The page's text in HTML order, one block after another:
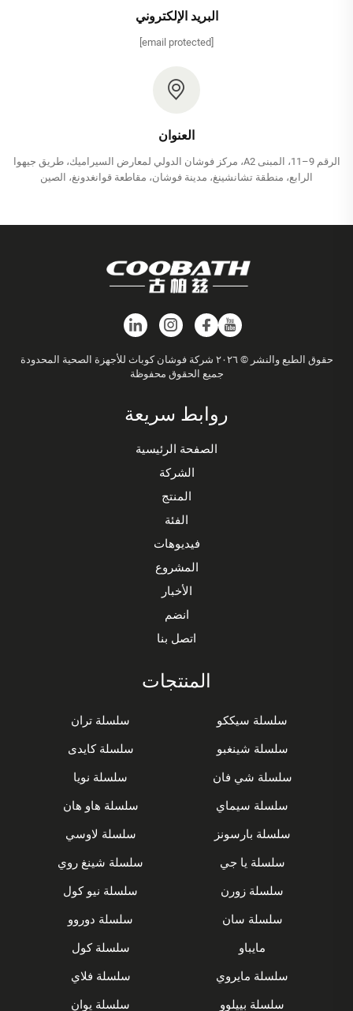
البريد الإلكتروني
العنوان
الرقم 9–11، المبنى A2، مركز فوشان الدولي لمعارض السيراميك، طريق جيهوا
الرابع، منطقة تشانشينغ، مدينة فوشان، مقاطعة قوانغدونغ، الصين
حقوق الطبع والنشر © ٢٠٢٦ شركة فوشان كوباث للأجهزة الصحية المحدودة
جميع الحقوق محفوظة
روابط سريعة
الصفحة الرئيسية
الشركة
المنتج
الفئة
فيديوهات
المشروع
الأخبار
انضم
اتصل بنا
المنتجات
سلسلة سيككو
سلسلة تران
سلسلة شينغبو
سلسلة كايدى
سلسلة شي فان
سلسلة نويا
سلسلة سيماي
سلسلة هاو هان
سلسلة بارسونز
سلسلة لاوسي
سلسلة يا جي
سلسلة شينغ روي
سلسلة زورن
سلسلة نيو كول
سلسلة سان
سلسلة دوروو
مايباو
سلسلة كول
سلسلة مايروي
سلسلة فلاي
سلسلة بييلوو
سلسلة يوان